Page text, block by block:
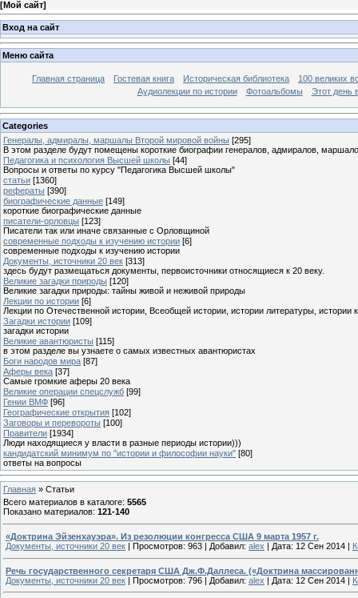
[Мой сайт]
Вход на сайт
Меню сайта
Главная страница Гостевая книга Историческая библиотека
100 великих
Аудиолекции по истории
Фотоальбомы Этот день
Categories
Генералы, адмиралы, маршалы Второй мировой войны [295]
В этом разделе будут помещены короткие биографии генералов, адмиралов,
Педагогика и психология Высшей школы [44]
Вопросы и ответы по курсу "Педагогика Высшей школы"
статьи [1360]
рефераты [390]
биографические данные [149]
короткие биографические данные
писатели-орловцы [123]
Писатели так или иначе связанные с Орловщиной
современные подходы к изучению истории [6]
современные подходы к изучению истории
Документы, источники 20 век [313]
здесь будут размещаться документы, первоисточники относящиеся к 20 веку.
Великие загадки природы [120]
Великие загадки природы: тайны живой и неживой природы
Лекции по истории [6]
Лекции по Отечественной истории, Всеобщей истории, истории литературы, истории
Загадки истории [109]
загадки истории
Великие авантюристы [115]
в этом разделе вы узнаете о самых известных авантюристах
Боги народов мира [87]
Аферы века [37]
Самые громкие аферы 20 века
Великие операции спецслужб [99]
Гении ВМФ [96]
Географические открытия [102]
Заговоры и перевороты [100]
Правители [1934]
Люди находящиеся у власти в разные периоды истории)))
кандидатский минимум по "истории и философии науки" [80]
ответы на вопросы
Главная » Статьи
Всего материалов в каталоге: 5565
Показано материалов: 121-140
«Доктрина Эйзенхауэра». Из резолюции конгресса США 9 марта 1957 г.
Документы, источники 20 век
Просмотров: 963 Добавил: alex Дата: 12 Сен 2014
Речь государственного секретаря США Дж.Ф.Даллеса. («Доктрина
Документы, источники 20 век | Просмотров: 796 | Добавил: alex | Дата: 12 Сен 2014 |